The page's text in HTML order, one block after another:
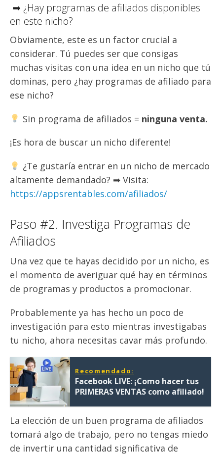
➡ ¿Hay programas de afiliados disponibles
en este nicho?
Obviamente, este es un factor crucial a
considerar. Tú puedes ser que consigas
muchas visitas con una idea en un nicho que tú
dominas, pero ¿hay programas de afiliado para
ese nicho?
Sin programa de afiliados = ninguna venta.
¡Es hora de buscar un nicho diferente!
¿Te gustaría entrar en un nicho de mercado
altamente demandado? ➡ Visita:
https://appsrentables.com/afiliados/
Paso #2. Investiga Programas de
Afiliados
Una vez que te hayas decidido por un nicho, es
el momento de averiguar qué hay en términos
de programas y productos a promocionar.
Probablemente ya has hecho un poco de
investigación para esto mientras investigabas
tu nicho, ahora necesitas cavar más profundo.
Recomendado:
Facebook LIVE: ¡Como hacer tus
PRIMERAS VENTAS como afiliado!
La elección de un buen programa de afiliados
tomará algo de trabajo, pero no tengas miedo
de invertir una cantidad significativa de